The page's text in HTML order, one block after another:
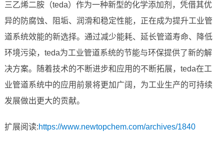
三乙烯二胺（teda）作为一种新型的化学添加剂，凭借其优
异的防腐蚀、阻垢、润滑和稳定性能，正在成为提升工业管
道系统效能的新选择。通过减少能耗、延长管道寿命、降低
环境污染，teda为工业管道系统的节能与环保提供了新的解
决方案。随着技术的不断进步和应用的不断拓展，teda在工
业管道系统中的应用前景将更加广阔，为工业生产的可持续
发展做出更大的贡献。
扩展阅读:https://www.newtopchem.com/archives/1840